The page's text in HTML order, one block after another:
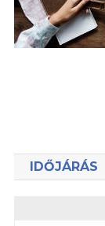
IDŐJÁRÁS